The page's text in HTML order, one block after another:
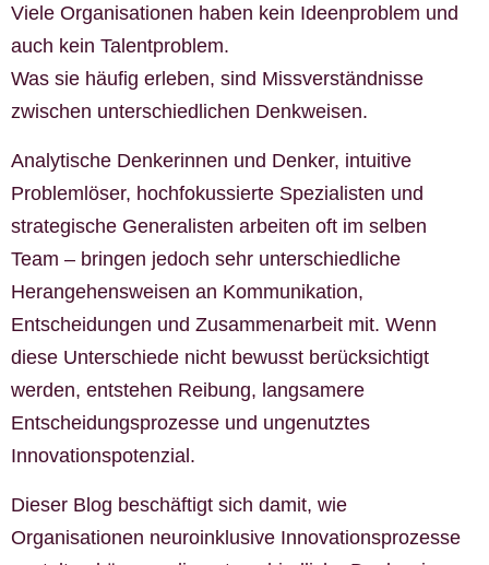
Viele Organisationen haben kein Ideenproblem und
auch kein Talentproblem.
Was sie häufig erleben, sind Missverständnisse
zwischen unterschiedlichen Denkweisen.
Analytische Denkerinnen und Denker, intuitive
Problemlöser, hochfokussierte Spezialisten und
strategische Generalisten arbeiten oft im selben
Team – bringen jedoch sehr unterschiedliche
Herangehensweisen an Kommunikation,
Entscheidungen und Zusammenarbeit mit. Wenn
diese Unterschiede nicht bewusst berücksichtigt
werden, entstehen Reibung, langsamere
Entscheidungsprozesse und ungenutztes
Innovationspotenzial.
Dieser Blog beschäftigt sich damit, wie
Organisationen neuroinklusive Innovationsprozesse